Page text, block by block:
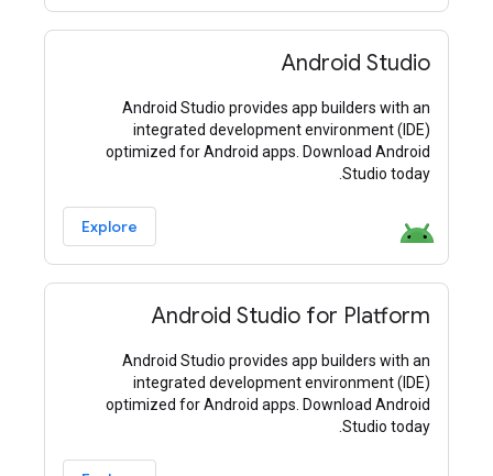
Android Studio
Android Studio provides app builders with an
integrated development environment (IDE)
optimized for Android apps. Download Android
Studio today.
Explore
Android Studio for Platform
Android Studio provides app builders with an
integrated development environment (IDE)
optimized for Android apps. Download Android
Studio today.